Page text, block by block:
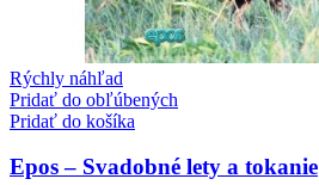
Rýchly náhľad
Pridať do obľúbených
Pridať do košíka
Epos – Svadobné lety a tokanie